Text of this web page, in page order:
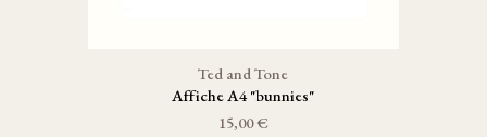
Ted and Tone
Affiche A4 "bunnies"
15,00 €